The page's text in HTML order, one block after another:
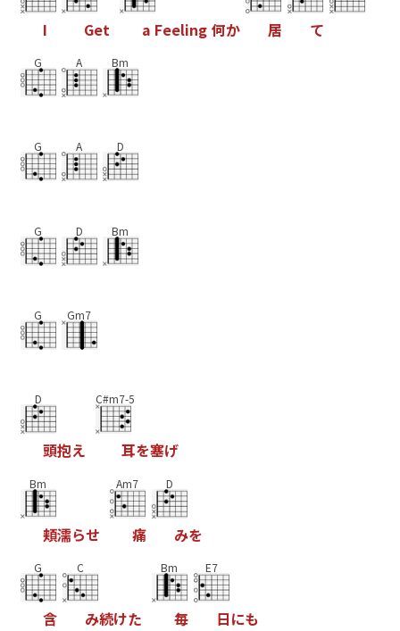
I Get a Feeling 何か 居 て
G A Bm
G A D
G D Bm
G Gm7
D
頭抱え
C#m7-5
耳を塞げ
Bm
頬濡らせ
Am7
痛
D
みを
G
含
C
み続けた
Bm
毎
E7
日にも